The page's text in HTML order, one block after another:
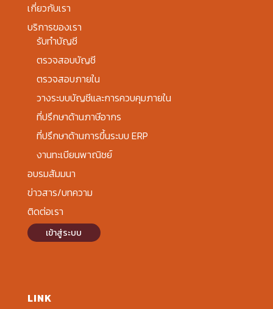
เกี่ยวกับเรา
บริการของเรา
รับทำบัญชี
ตรวจสอบบัญชี
ตรวจสอบภายใน
วางระบบบัญชีและการควบคุมภายใน
ที่ปรึกษาด้านภาษีอากร
ที่ปรึกษาด้านการขึ้นระบบ ERP
งานทะเบียนพาณิชย์
อบรมสัมมนา
ข่าวสาร/บทความ
ติดต่อเรา
เข้าสู่ระบบ
LINK